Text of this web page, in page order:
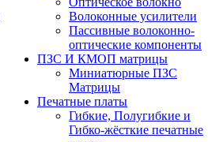
Волоконные усилители
Пассивные волоконно-
оптические компоненты
ПЗС И КМОП матрицы
Миниатюрные ПЗС
Матрицы
Печатные платы
Гибкие, Полугибкие и
Гибко-жёсткие печатные